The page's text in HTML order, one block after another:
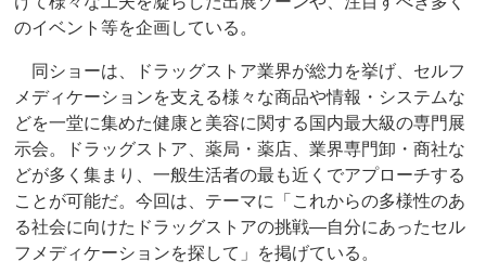
のイベント等を企画している。
同ショーは、ドラッグストア業界が総力を挙げ、セルフ
メディケーションを支える様々な商品や情報・システムな
どを一堂に集めた健康と美容に関する国内最大級の専門展
示会。ドラッグストア、薬局・薬店、業界専門卸・商社な
どが多く集まり、一般生活者の最も近くでアプローチする
ことが可能だ。今回は、テーマに「これからの多様性のあ
る社会に向けたドラッグストアの挑戦―自分にあったセル
フメディケーションを探して」を掲げている。